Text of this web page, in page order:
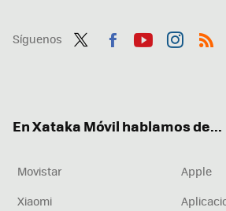
Síguenos
En Xataka Móvil hablamos de...
Movistar
Apple
Xiaomi